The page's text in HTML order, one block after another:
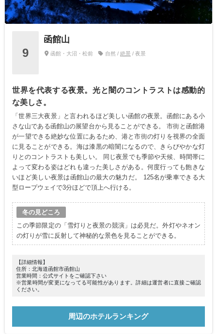
9
函館山
函館・大沼・松前 自然 / 絶景/ 夜景
世界を代表する夜景。光と闇のコントラストは感動的
な美しさ。
「世界三大夜景」と言われるほど美しい函館の夜景。函館にある小
さな山である函館山の展望台から見ることができる。 市街と函館港
が一望できる絶妙な位置にあるため、港と市街の灯りを視界の全面
に見ることができる。海は漆黒の暗闇になるので、きらびやかな灯
りとのコントラストも美しい。 同じ夜景でも季節や天候、時間帯に
よって変わる姿はどれも違った美しさがある。何度行っても飽きな
いほど美しい夜景は函館山の最大の魅力だ。 125名が乗車できる大
型ロープウェイで3分ほどで頂上へ行ける。
冬の見どころ
この季節限定の「雪灯りと夜景の競演」は必見だ。外灯やネオン
の灯りが雪に反射して神秘的な景色を見ることができる。
【詳細情報】
住所：北海道函館市函館山
営業時間：公式サイトをご確認下さい
※営業時間が変更になってる可能性があります。詳細は運営者に直接ご確認
ください。
周辺のホテルランキング